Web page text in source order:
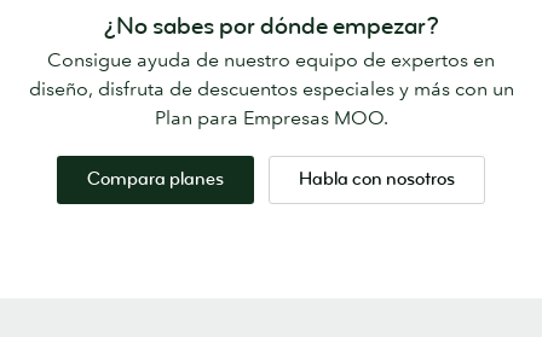
¿No sabes por dónde empezar?
Consigue ayuda de nuestro equipo de expertos en
diseño, disfruta de descuentos especiales y más con un
Plan para Empresas MOO.
Compara planes Habla con nosotros